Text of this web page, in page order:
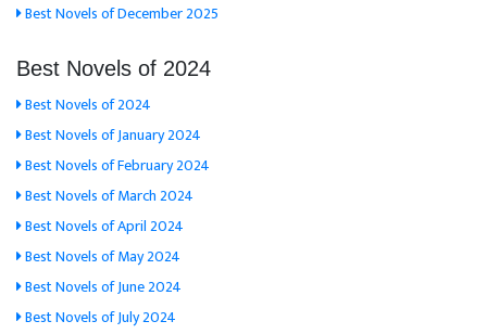
Best Novels of December 2025
Best Novels of 2024
Best Novels of 2024
Best Novels of January 2024
Best Novels of February 2024
Best Novels of March 2024
Best Novels of April 2024
Best Novels of May 2024
Best Novels of June 2024
Best Novels of July 2024